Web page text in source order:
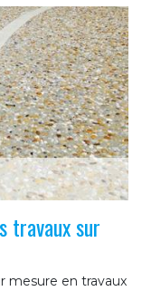
travaux sur
mesure en travaux